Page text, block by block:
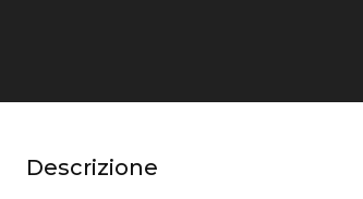
Descrizione